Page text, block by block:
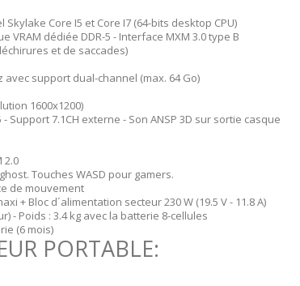
Core I5 et Core I7 (64-bits desktop CPU)
dédiée DDR-5 - Interface MXM 3.0 type B
et de saccades)
avec support dual-channel (max. 64 Go)
1600x1200)
7.1CH externe - Son ANSP 3D sur sortie casque
2.0
Touches WASD pour gamers.
de mouvement
+ Bloc d´alimentation secteur 230 W (19.5 V - 11.8 A)
- Poids : 3.4 kg avec la batterie 8-cellules
(6 mois)
PORTABLE: